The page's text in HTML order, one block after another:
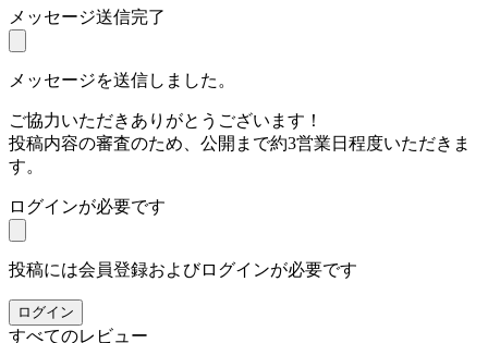
メッセージ送信完了
メッセージを送信しました。
ご協力いただきありがとうございます！
投稿内容の審査のため、公開まで約3営業日程度いただきま
す。
ログインが必要です
投稿には会員登録およびログインが必要です
ログイン
すべてのレビュー